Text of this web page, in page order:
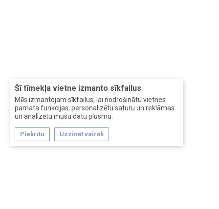
Šī tīmekļa vietne izmanto sīkfailus
Mēs izmantojam sīkfailus, lai nodrošinātu vietnes
pamata funkcijas, personalizētu saturu un reklāmas
un analizētu mūsu datu plūsmu.
Piekrītu Uzzināt vairāk